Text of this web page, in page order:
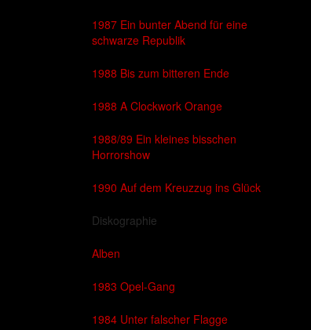
1987 Ein bunter Abend für eine
schwarze Republik
1988 Bis zum bitteren Ende
1988 A Clockwork Orange
1988/89 Ein kleines bisschen
Horrorshow
1990 Auf dem Kreuzzug ins Glück
Diskographie
Alben
1983 Opel-Gang
1984 Unter falscher Flagge